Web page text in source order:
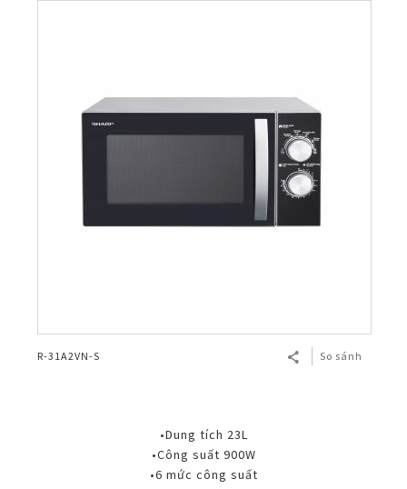
R-31A2VN-S So sánh
•Dung tích 23L
•Công suất 900W
•6 mức công suất